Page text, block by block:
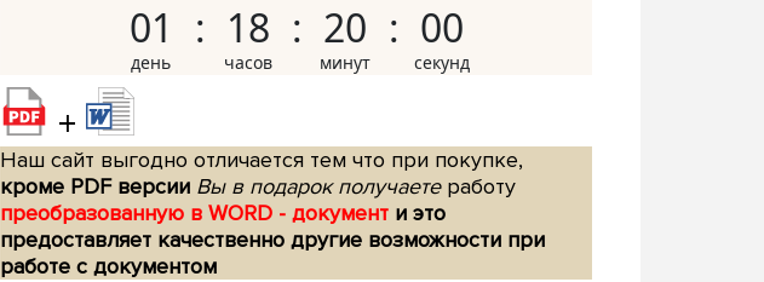
01 18 19 59
+
Наш сайт выгодно отличается тем что при покупке,
кроме PDF версии Вы в подарок получаетеработу
преобразованную в WORD - документ и это
предоставляет качественно другие возможности при
работе с документом